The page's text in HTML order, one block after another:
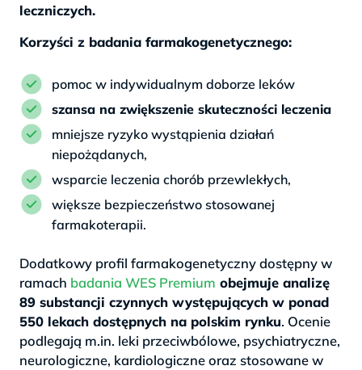
leczniczych.
Korzyści z badania farmakogenetycznego:
pomoc w indywidualnym doborze leków
szansa na zwiększenie skuteczności leczenia
mniejsze ryzyko wystąpienia działań
niepożądanych,
wsparcie leczenia chorób przewlekłych,
większe bezpieczeństwo stosowanej
farmakoterapii.
Dodatkowy profil farmakogenetyczny dostępny w
ramach badania WES Premium obejmuje analizę
89 substancji czynnych występujących w ponad
550 lekach dostępnych na polskim rynku. Ocenie
podlegają m.in. leki przeciwbólowe, psychiatryczne,
neurologiczne, kardiologiczne oraz stosowane w